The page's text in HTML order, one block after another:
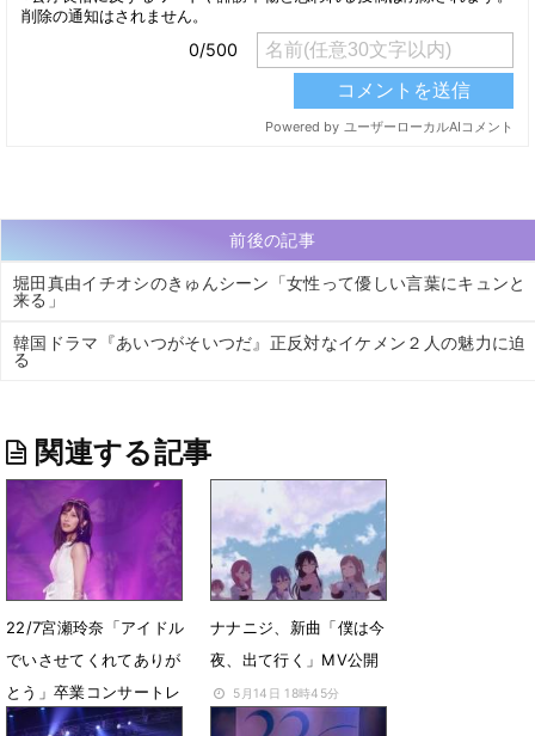
前後の記事
堀田真由イチオシのきゅんシーン「女性って優しい言葉にキュンと
来る」
韓国ドラマ『あいつがそいつだ』正反対なイケメン２人の魅力に迫
る
関連する記事
22/7宮瀬玲奈「アイドル
でいさせてくれてありが
とう」卒業コンサートレ
ポート
ナナニジ、新曲「僕は今
夜、出て行く」MV公開
5月14日 18時45分